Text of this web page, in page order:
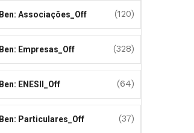
Ben: Associações_Off (120)
Ben: Empresas_Off (328)
Ben: ENESII_Off (64)
Ben: Particulares_Off (37)